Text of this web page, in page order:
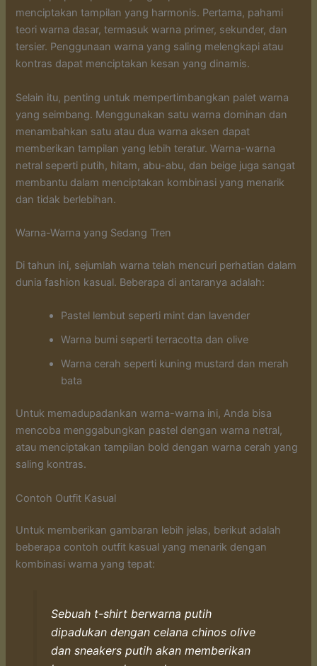
menciptakan tampilan yang harmonis. Pertama, pahami
teori warna dasar, termasuk warna primer, sekunder, dan
tersier. Penggunaan warna yang saling melengkapi atau
kontras dapat menciptakan kesan yang dinamis.
Selain itu, penting untuk mempertimbangkan palet warna
yang seimbang. Menggunakan satu warna dominan dan
menambahkan satu atau dua warna aksen dapat
memberikan tampilan yang lebih teratur. Warna-warna
netral seperti putih, hitam, abu-abu, dan beige juga sangat
membantu dalam menciptakan kombinasi yang menarik
dan tidak berlebihan.
Warna-Warna yang Sedang Tren
Di tahun ini, sejumlah warna telah mencuri perhatian dalam
dunia fashion kasual. Beberapa di antaranya adalah:
Pastel lembut seperti mint dan lavender
Warna bumi seperti terracotta dan olive
Warna cerah seperti kuning mustard dan merah
bata
Untuk memadupadankan warna-warna ini, Anda bisa
mencoba menggabungkan pastel dengan warna netral,
atau menciptakan tampilan bold dengan warna cerah yang
saling kontras.
Contoh Outfit Kasual
Untuk memberikan gambaran lebih jelas, berikut adalah
beberapa contoh outfit kasual yang menarik dengan
kombinasi warna yang tepat:
Sebuah t-shirt berwarna putih
dipadukan dengan celana chinos olive
dan sneakers putih akan memberikan